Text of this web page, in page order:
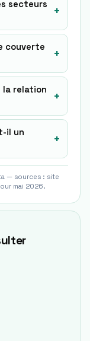
secteurs
+
couverte
+
la relation
+
il un
+
— sources : site
mai 2026.